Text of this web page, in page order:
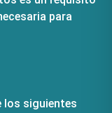
para
los siguientes